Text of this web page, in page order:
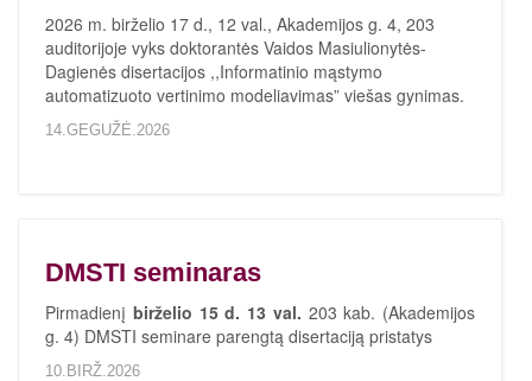
2026 m. birželio 17 d., 12 val., Akademijos g. 4, 203
auditorijoje vyks doktorantės Vaidos Masiulionytės-
Dagienės disertacijos ,,Informatinio mąstymo
automatizuoto vertinimo modeliavimas” viešas gynimas.
14.GEGUŽĖ.2026
DMSTI seminaras
Pirmadienį birželio 15 d. 13 val. 203 kab. (Akademijos
g. 4) DMSTI seminare parengtą disertaciją pristatys
10.BIRŽ.2026